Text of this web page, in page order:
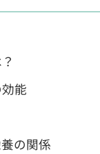
能
の関係